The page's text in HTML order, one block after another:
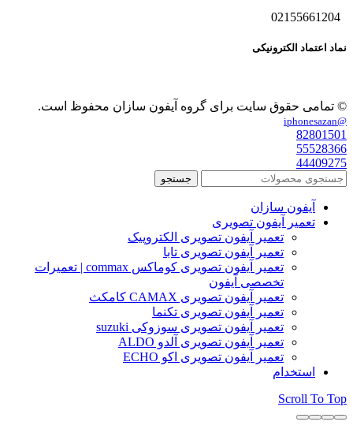
نماد اعتماد الکترونیکی
© تمامی حقوق سایت برای گروه آیفون سازان محفوظ است.
@iphonesazan
82801501
55528366
44409275
جستجو
آیفون سازان
تعمیر آیفون تصویری
تعمیر آیفون تصویری الکتروپیک
تعمیر آیفون تصویری تابا
تعمیر آیفون تصویری کوماکس commax | تعمیرات
تخصصی آیفون
تعمیر آیفون تصویری CAMAX کامکث
تعمیر آیفون تصویری تکنما
تعمیر آیفون تصویری سوزوکی suzuki
تعمیر آیفون تصویری آلدو ALDO
تعمیر آیفون تصویری اکو ECHO
استخدام
Scroll To Top